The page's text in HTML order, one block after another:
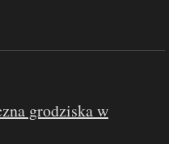
grodziska w